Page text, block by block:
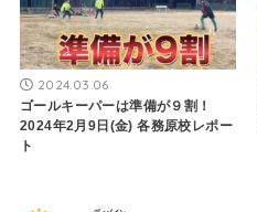
2024.03.06
ゴールキーパーは準備が９割！
2024年2月9日(金) 各務原校レポー
ト